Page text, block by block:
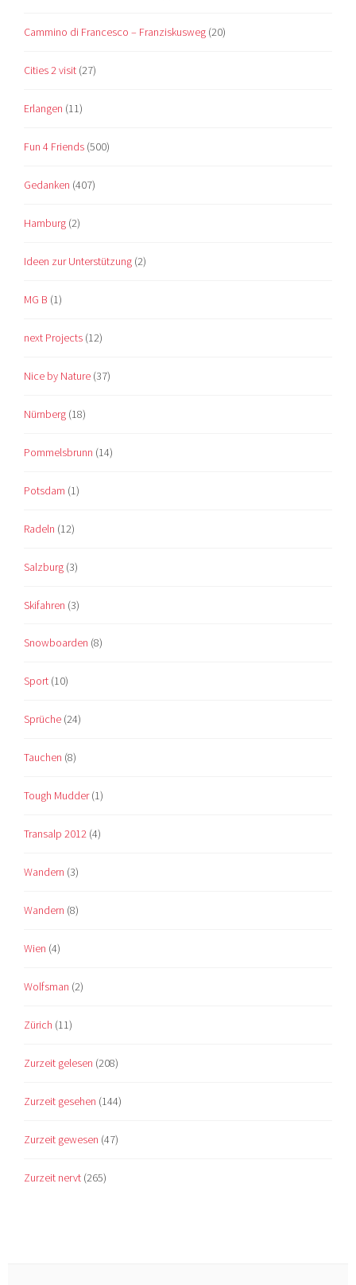
Cammino di Francesco – Franziskusweg (20)
Cities 2 visit (27)
Erlangen (11)
Fun 4 Friends (500)
Gedanken (407)
Hamburg (2)
Ideen zur Unterstützung (2)
MG B (1)
next Projects (12)
Nice by Nature (37)
Nürnberg (18)
Pommelsbrunn (14)
Potsdam (1)
Radeln (12)
Salzburg (3)
Skifahren (3)
Snowboarden (8)
Sport (10)
Sprüche (24)
Tauchen (8)
Tough Mudder(1)
Transalp 2012 (4)
Wandern (3)
Wandern (8)
Wien (4)
Wolfsman (2)
Zürich (11)
Zurzeit gelesen (208)
Zurzeit gesehen (144)
Zurzeit gewesen (47)
Zurzeit nervt (265)